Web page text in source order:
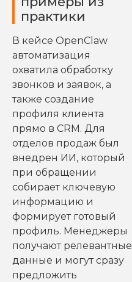
практики
В кейсе OpenClaw
автоматизация
охватила обработку
звонков и заявок, а
также создание
профиля клиента
прямо в CRM. Для
отделов продаж был
внедрен ИИ, который
при обращении
собирает ключевую
информацию и
формирует готовый
профиль. Менеджеры
получают релевантные
данные и могут сразу
предложить